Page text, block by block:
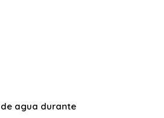
agua durante